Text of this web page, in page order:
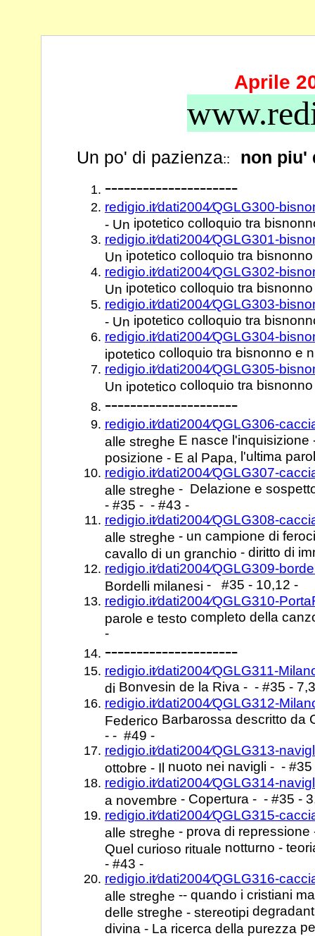
Aprile
Un po' di pazienza:: non piu'
---------------------
redigio.it⁄dati2004⁄QGLG300-
- Un ipotetico colloquio tra
redigio.it⁄dati2004⁄QGLG301-
Un ipotetico colloquio tra
redigio.it⁄dati2004⁄QGLG302-
Un ipotetico colloquio tra
redigio.it⁄dati2004⁄QGLG303-
- Un ipotetico colloquio tra
redigio.it⁄dati2004⁄QGLG304-
ipotetico colloquio tra bisnonno e
redigio.it⁄dati2004⁄QGLG305-
Un ipotetico colloquio tra
---------------------
redigio.it⁄dati2004⁄QGLG306-
alle streghe E nasce
posizione - E al Papa, l'ultima
redigio.it⁄dati2004⁄QGLG307-
alle streghe - Delazione e
- #35 - - #43 -
redigio.it⁄dati2004⁄QGLG308-
alle streghe - un campione di
cavallo di un granchio - diritto di
redigio.it⁄dati2004⁄QGLG309-
Bordelli milanesi - #35 - 10,12 -
redigio.it⁄dati2004⁄QGLG310-
parole e testo completo della
-
---------------------
redigio.it⁄dati2004⁄QGLG311-
di Bonvesin de la Riva - - #35 -
redigio.it⁄dati2004⁄QGLG312-
Federico Barbarossa descritto
- - #49 -
redigio.it⁄dati2004⁄QGLG313-
ottobre - Il nuoto nei navigli - - #35
redigio.it⁄dati2004⁄QGLG314-
a novembre - Copertura - - #35 -
redigio.it⁄dati2004⁄QGLG315-
alle streghe - prova di
Quel curioso rituale notturno -
- #43 -
redigio.it⁄dati2004⁄QGLG316-
alle streghe -- quando i cristiani
delle streghe - stereotipi
divina - La ricerca della purezza